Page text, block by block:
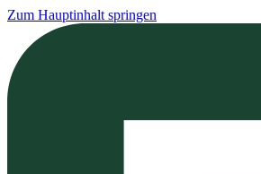
Zum Hauptinhalt springen